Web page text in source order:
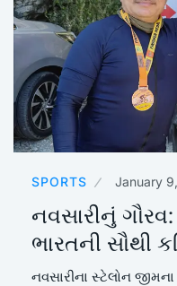
SPORTS January
નવસારીનું
ભારતની સૌથી
નવસારીના સ્ટેલોન